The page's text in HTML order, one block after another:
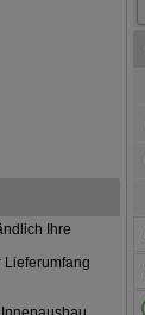
Ihre
Lieferumfang